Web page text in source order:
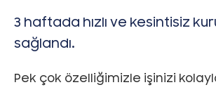
3 haftada hızlı ve kesintisiz
sağlandı.
Pek çok özelliğimizle işinizi